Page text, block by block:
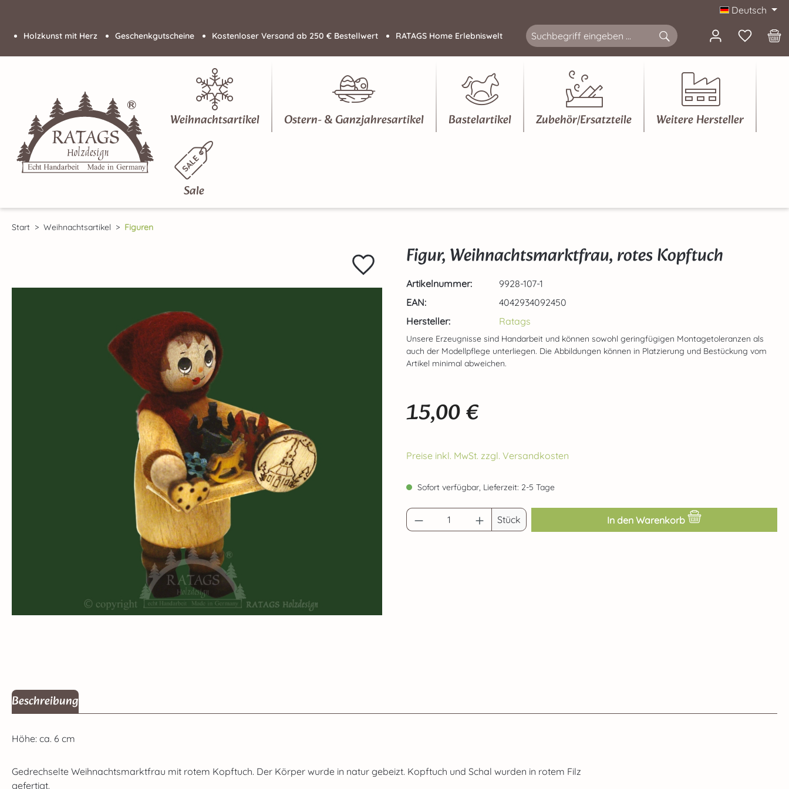
Deutsch
Holzkunst mit Herz Geschenkgutscheine Kostenloser Versand ab 250 € Bestellwert RATAGS Home Erlebniswelt
Weihnachtsartikel Ostern- & Ganzjahresartikel Bastelartikel Zubehör/Ersatzteile Weitere Hersteller
Sale
Start Weihnachtsartikel Figuren
Figur, Weihnachtsmarktfrau, rotes Kopftuch
Artikelnummer:
9928-107-1
EAN:
4042934092450
Hersteller:
Ratags
Unsere Erzeugnisse sind Handarbeit und können sowohl geringfügigen Montagetoleranzen als
auch der Modellpflege unterliegen. Die Abbildungen können in Platzierung und Bestückung vom
Artikel minimal abweichen.
Regulärer Preis:
15,00 €
Preise inkl. MwSt. zzgl. Versandkosten
Sofort verfügbar, Lieferzeit: 2-5 Tage
Produkt Anzahl: Gib den gewünschten Wert ein oder
Stück In den Warenkorb
Beschreibung
Höhe: ca. 6 cm
Gedrechselte Weihnachtsmarktfrau mit rotem Kopftuch. Der Körper wurde in natur gebeizt. Kopftuch und Schal wurden in rotem Filz
gefertigt.